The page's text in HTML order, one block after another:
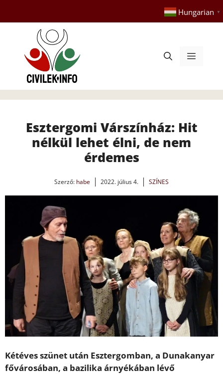
tartalomba
Hungarian ▼
Menü
Esztergomi Várszínház: Hit
nélkül lehet élni, de nem
érdemes
Szerző: habe 2022. július 4. SZÍNES
Kétéves szünet után Esztergomban, a Dunakanyar
fővárosában, a bazilika árnyékában lévő